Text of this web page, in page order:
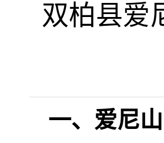
双柏县爱
一、爱尼